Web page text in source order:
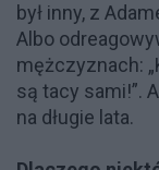
był inny, z
Albo
mężczyznach:
są tacy sami!”.
na długie lata.